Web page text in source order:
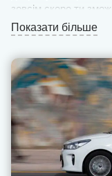
зовсім скоро ти
застосунку. Працюй
власний графік,
доходом.
Замовлення
підтвердити
замовлень і,
Ми пропонуємо
комісію, щоденні
без додаткових
Показати більше